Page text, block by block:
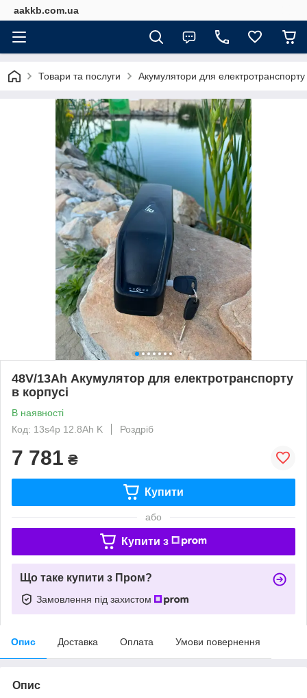
aakkb.com.ua
Товари та послуги Акумулятори для електротранспорту
48V/13Ah Акумулятор для електротранспорту
в корпусі
В наявності
Код: 13s4p 12.8Ah K
Роздріб
7 781 ₴
Купити
або
Купити з
Що таке купити з Пром?
Замовлення під захистом
Опис Доставка Оплата Умови повернення
Опис